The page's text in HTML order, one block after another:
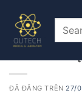
đếnPRODUCT
TOCA
ĐÃ ĐĂNG TRÊN 27/